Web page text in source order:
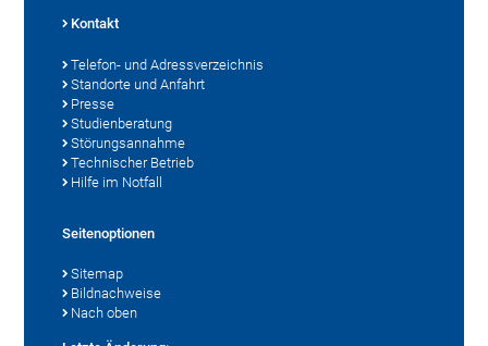
Kontakt
Telefon- und Adressverzeichnis
Standorte und Anfahrt
Presse
Studienberatung
Störungsannahme
Technischer Betrieb
Hilfe im Notfall
Seitenoptionen
Sitemap
Bildnachweise
Nach oben